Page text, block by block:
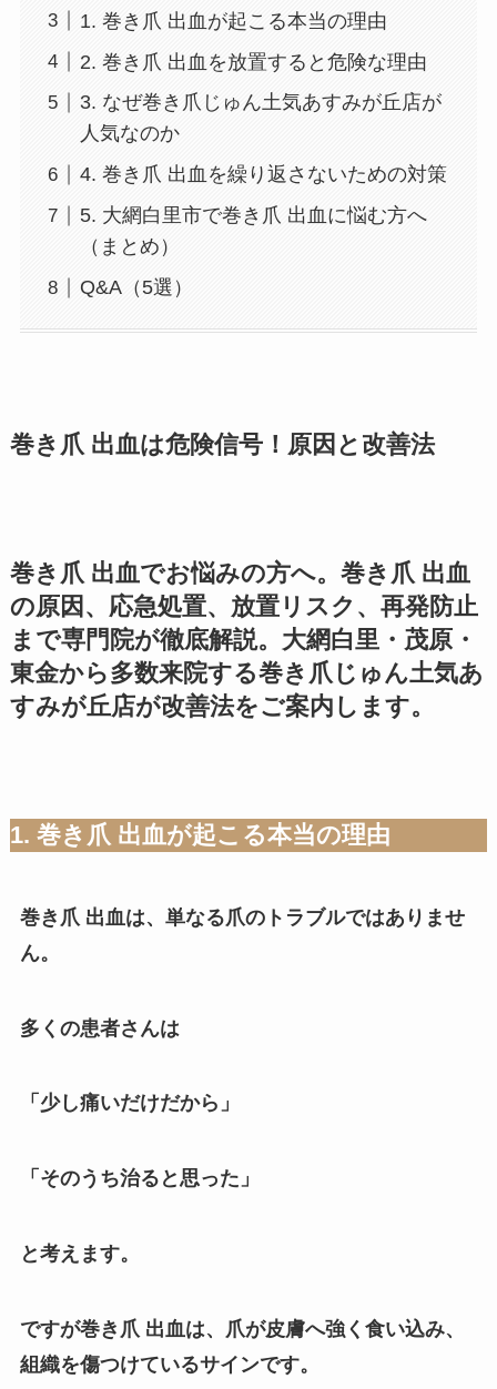
1. 巻き爪 出血が起こる本当の理由
2. 巻き爪 出血を放置すると危険な理由
3. なぜ巻き爪じゅん土気あすみが丘店が
人気なのか
4. 巻き爪 出血を繰り返さないための対策
5. 大網白里市で巻き爪 出血に悩む方へ
（まとめ）
Q&A（5選）
巻き爪 出血は危険信号！原因と改善法
巻き爪 出血でお悩みの方へ。巻き爪 出血
の原因、応急処置、放置リスク、再発防止
まで専門院が徹底解説。大網白里・茂原・
東金から多数来院する巻き爪じゅん土気あ
すみが丘店が改善法をご案内します。
1. 巻き爪 出血が起こる本当の理由
巻き爪 出血は、単なる爪のトラブルではありませ
ん。
多くの患者さんは
「少し痛いだけだから」
「そのうち治ると思った」
と考えます。
ですが巻き爪 出血は、爪が皮膚へ強く食い込み、
組織を傷つけているサインです。